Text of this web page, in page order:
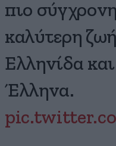
πιο
καλύτερη
Ελληνίδα
Έλληνα.